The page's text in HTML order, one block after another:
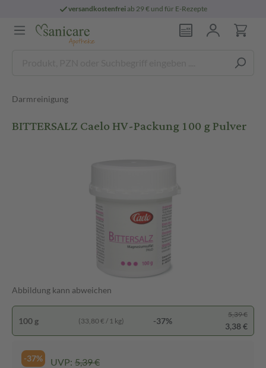
versandkostenfreiab 29 € und für E-Rezepte
Darmreinigung
BITTERSALZ Caelo HV-Packung 100 g Pulver
Abbildung kann abweichen
100 g (33,80 € / 1 kg) -37%
5,39 €
3,38 €
-37% UVP: 5,39 €